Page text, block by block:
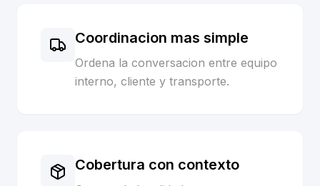
Coordinacion mas simple
Ordena la conversacion entre equipo
interno, cliente y transporte.
Cobertura con contexto